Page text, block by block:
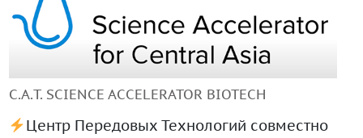
+99897 700 16 38
+99890 319 23 51
C.A.T. SCIENCE ACCELERATOR BIOTECH
Центр Передовых Технологий совместно